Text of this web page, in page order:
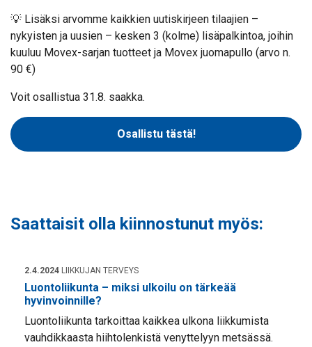
💡 Lisäksi arvomme kaikkien uutiskirjeen tilaajien –
nykyisten ja uusien – kesken 3 (kolme) lisäpalkintoa, joihin
kuuluu Movex-sarjan tuotteet ja Movex juomapullo (arvo n.
90 €)
Voit osallistua 31.8. saakka.
Osallistu tästä!
Saattaisit olla kiinnostunut myös:
2.4.2024 LIIKKUJAN TERVEYS
Luontoliikunta – miksi ulkoilu on tärkeää
hyvinvoinnille?
Luontoliikunta tarkoittaa kaikkea ulkona liikkumista
vauhdikkaasta hiihtolenkistä venyttelyyn metsässä.